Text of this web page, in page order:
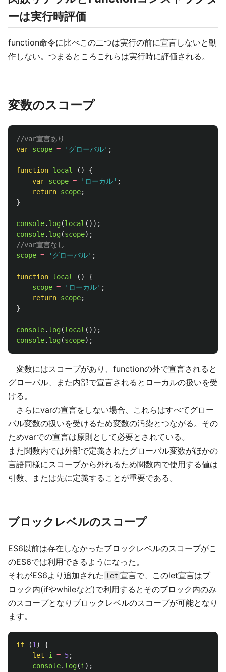
ーは実行時評価
function命令に比べこの二つは実行の前に宣言しないと動
作しない。つまるところこれらは実行時に評価される。
変数のスコープ
//var宣言あり
var scope = ' グローバル' ;
function local ()
{
var scope = ' ローカル' ;
return scope;
}
console. log(local ());
console. log(scope);
//var宣言なし
scope = ' グローバル' ;
function local ()
{
scope = ' ローカル' ;
return scope;
}
console. log(local ());
console. log(scope);
変数にはスコープがあり、functionの外で宣言されると
グローバル、また内部で宣言されるとローカルの扱いを受
ける。
さらにvarの宣言をしない場合、これらはすべてグロー
バル変数の扱いを受けるため変数の汚染とつながる。その
ためvarでの宣言は原則として必要とされている。
また関数内では外部で定義されたグローバル変数がほかの
言語同様にスコープから外れるため関数内で使用する値は
引数、または先に定義することが重要である。
ブロックレベルのスコープ
ES6以前は存在しなかったブロックレベルのスコープがこ
のES6では利用できるようになった。
それがES6より追加された let 宣言で、このlet宣言はブ
ロック内(ifやwhileなど)で利用するとそのブロック内のみ
のスコープとなりブロックレベルのスコープが可能となり
ます。
if (1 )
{
let
i = 5;
console. log(i );